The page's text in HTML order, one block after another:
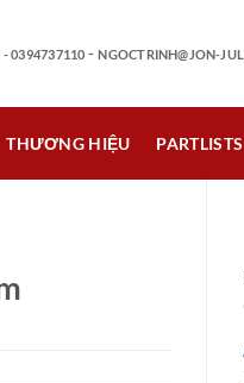
- 0394737110 -NGOCTRINH@JON-
THƯƠNG HIỆU PARTLISTS